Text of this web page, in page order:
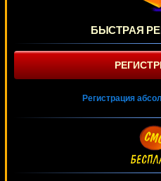
БЫСТРАЯ
Регистрация